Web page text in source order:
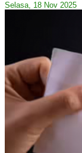
Selasa, 18 Nov 2025